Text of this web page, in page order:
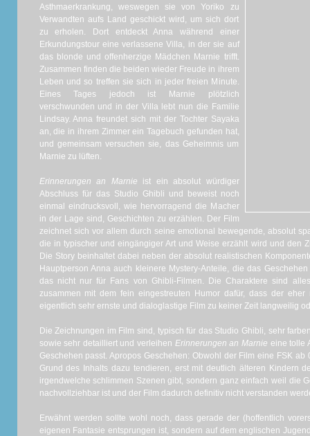
Asthmaerkrankung, weswegen sie von Yoriko zu
Verwandten aufs Land geschickt wird, um sich dort
zu erholen. Dort entdeckt Anna während einer
Erkundungstour eine verlassene Villa, in der sie auf
das blonde und offenherzige Mädchen Marnie trifft.
Zusammen finden die beiden wieder Freude in ihrem
Leben und so treffen sie sich in jeder freien Minute.
Eines Tages jedoch ist Marnie plötzlich
verschwunden und in der Villa lebt nun die Familie
Lindsay. Anna freundet sich mit der Tochter Sayaka
an, die in ihrem Zimmer ein Tagebuch gefunden hat,
und gemeinsam versuchen sie, das Geheimnis um
Marnie zu lüften.
Erinnerungen an Marnie ist ein absolut würdiger
Abschluss für das Studio Ghibli und beweist noch
einmal eindrucksvoll, wie hervorragend die Macher
in der Lage sind, Geschichten zu erzählen. Der Film
zeichnet sich vor allem durch seine emotional bewegende, absolut
die in typischer und eingängiger Art und Weise erzählt wird und den
Die Story beinhaltet dabei neben der absolut realistischen
Hauptperson Anna auch kleinere Mystery-Anteile, die das
das nicht nur für Fans von Ghibli-Filmen. Die Charaktere sind
zusammen mit dem fein eingestreuten Humor dafür, dass der
eigentlich sehr ernste und dialoglastige Film zu keiner Zeit langweilig
Die Zeichnungen im Film sind, typisch für das Studio Ghibli, sehr
sowie sehr detailliert und verleihen Erinnerungen an Marnie eine tolle
Geschehen passt. Apropos Geschehen: Obwohl der Film eine FSK
Grund des Inhalts dazu tendieren, erst mit deutlich älteren Kindern
irgendwelche schlimmen Szenen gibt, sondern ganz einfach weil die
nachvollziehbar ist und der Film dadurch definitiv nicht verstanden
Erwähnt werden sollte wohl noch, dass gerade der (hoffentlich
eigenen Fantasie entsprungen ist, sondern auf dem englischen